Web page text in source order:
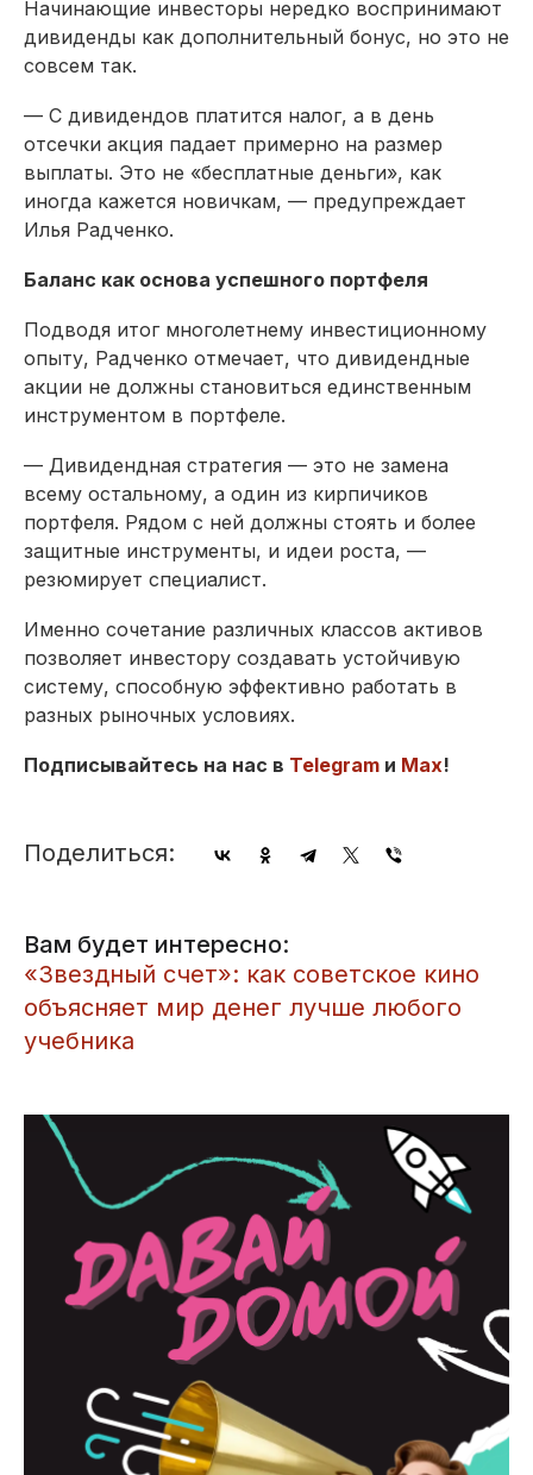
Начинающие инвесторы нередко воспринимают
дивиденды как дополнительный бонус, но это не
совсем так.
— С дивидендов платится налог, а в день
отсечки акция падает примерно на размер
выплаты. Это не «бесплатные деньги», как
иногда кажется новичкам, — предупреждает
Илья Радченко.
Баланс как основа успешного портфеля
Подводя итог многолетнему инвестиционному
опыту, Радченко отмечает, что дивидендные
акции не должны становиться единственным
инструментом в портфеле.
— Дивидендная стратегия — это не замена
всему остальному, а один из кирпичиков
портфеля. Рядом с ней должны стоять и более
защитные инструменты, и идеи роста, —
резюмирует специалист.
Именно сочетание различных классов активов
позволяет инвестору создавать устойчивую
систему, способную эффективно работать в
разных рыночных условиях.
Подписывайтесь на нас в Telegram и Max!
Поделиться:
Вам будет интересно:
«Звездный счет»: как советское кино
объясняет мир денег лучше любого
учебника